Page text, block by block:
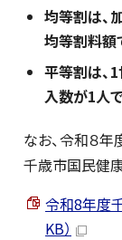
均等割は、
均等割料額
平等割は、
入数が1人
なお、令和８
千歳市国民健
令和8年度
KB）